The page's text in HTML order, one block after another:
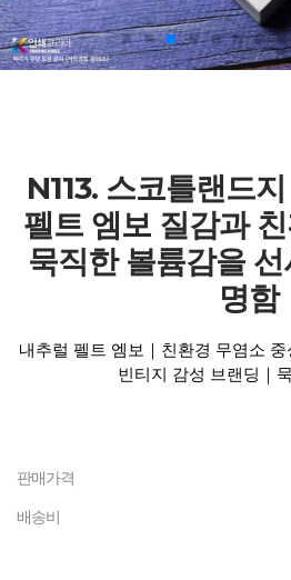
N113. 스코틀랜드
펠트 엠보 질감과
묵직한 볼륨감을
명함
내추럴 펠트 엠보｜친환경 무염소 중
빈티지 감성 브랜딩｜
판매가격
배송비